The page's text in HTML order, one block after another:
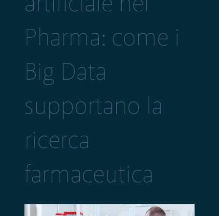
artificiale nel
Pharma: come i
Big Data
supportano la
ricerca
farmaceutica